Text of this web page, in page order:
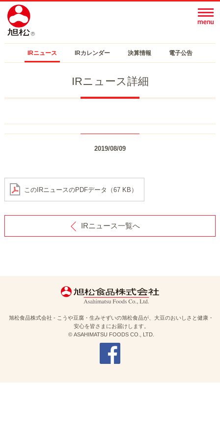
IRニュース IRカレンダー 決算情報 電子公告
IRニュース詳細
2019/08/09
このIRニュースのPDFデータ（67 KB）
IRニュース一覧へ
旭松食品株式会社 - こうや豆腐・生みそずいの旭松食品が、大豆のおいしさと健康・
安心を皆さまにお届けします。
© ASAHIMATSU FOODS CO., LTD.